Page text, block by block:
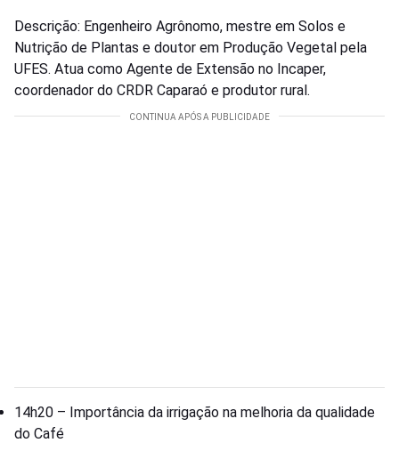
Descrição: Engenheiro Agrônomo, mestre em Solos e
Nutrição de Plantas e doutor em Produção Vegetal pela
UFES. Atua como Agente de Extensão no Incaper,
coordenador do CRDR Caparaó e produtor rural.
14h20 – Importância da irrigação na melhoria da qualidade
do Café